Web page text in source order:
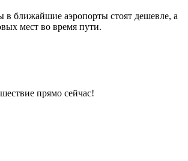
в ближайшие аэропорты стоят дешевле, а
мест во время пути.
прямо сейчас!